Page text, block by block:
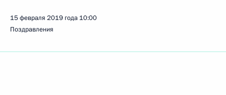
15 февраля 2019 года 10:00
Поздравления